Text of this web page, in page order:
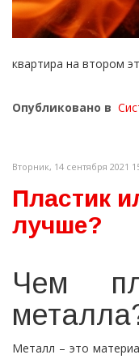
квартира на втором
Опубликовано в
Вторник, 14 сентября 2021
Пластик
лучше?
Чем
Металл – это